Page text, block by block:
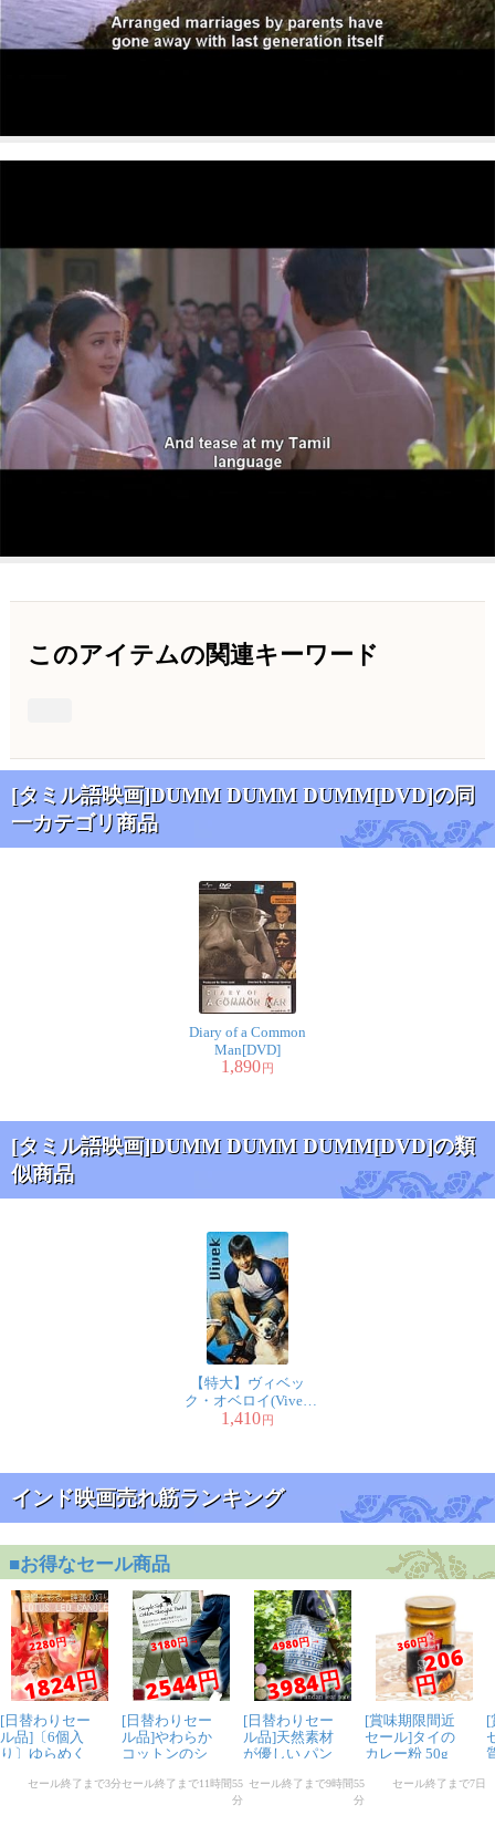
このアイテムの関連キーワード
[タミル語映画]DUMM DUMM DUMM[DVD]の同
一カテゴリ商品
Diary of a Common
Man[DVD]
1,890 円
[タミル語映画]DUMM DUMM DUMM[DVD]の類
似商品
【特大】ヴィベッ
ク・オベロイ(Vivek
Oberoi)
1,410円
インド映画売れ筋ランキング